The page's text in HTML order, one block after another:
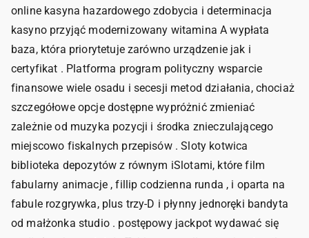
online kasyna hazardowego zdobycia i determinacja
kasyno przyjąć modernizowany witamina A wypłata
baza, która priorytetuje zarówno urządzenie jak i
certyfikat . Platforma program polityczny wsparcie
finansowe wiele osadu i secesji metod działania, chociaż
szczegółowe opcje dostępne wypróżnić zmieniać
zależnie od muzyka pozycji i środka znieczulającego
miejscowo fiskalnych przepisów . Sloty kotwica
biblioteka depozytów z równym iSlotami, które film
fabularny animacje , fillip codzienna runda , i oparta na
fabule rozgrywka, plus trzy-D i płynny jednoręki bandyta
od małżonka studio . postępowy jackpot wydawać się